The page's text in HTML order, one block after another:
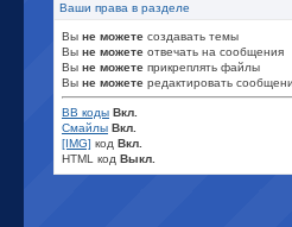
Ваши права в разделе
Вы не можете создавать темы
Вы не можете отвечать на сообщения
Вы не можете прикреплять файлы
Вы не можете редактировать
BB коды Вкл.
Смайлы Вкл.
[IMG] код Вкл.
HTML код Выкл.